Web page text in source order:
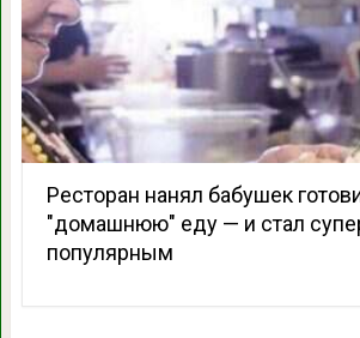
Ресторан нанял бабушек
″домашнюю″ еду — и стал
популярным